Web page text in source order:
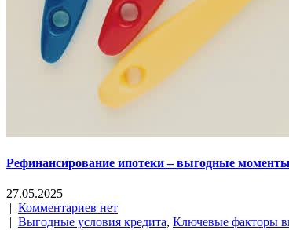
Рефинансирование ипотеки – выгодные
27.05.2025
| Комментариев нет
| Выгодные условия кредита, Ключевые факторы